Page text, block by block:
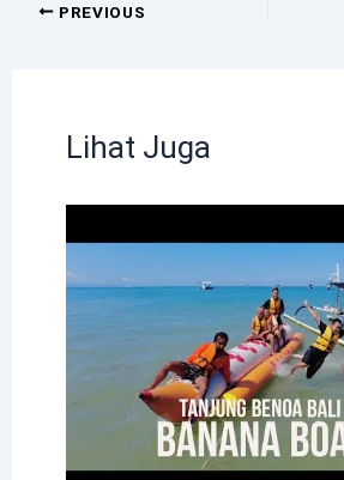
PREVIOUS
Lihat Juga